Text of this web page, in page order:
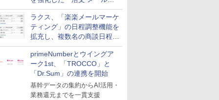
送信防止アドインサービス」
を提供
ラクス、「楽楽メールマーケ
ティング」の日程調整機能を
拡充し、複数名の商談日程調
整を効率化
primeNumberとウイングア
ーク1st、「TROCCO」と
「Dr.Sum」の連携を開始
基幹データの集約からAI活用・
業務還元までを一貫支援